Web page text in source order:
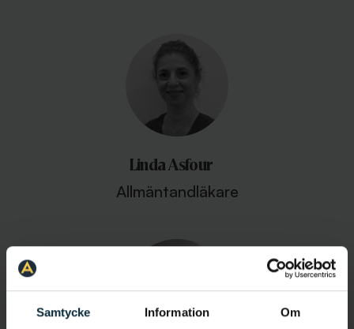
Samtycke Information Om
Linda Asfour
Allmäntandläkare